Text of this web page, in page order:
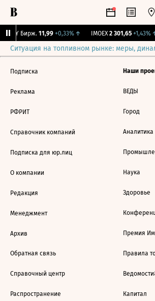
CNY Бирж. 11,99 +0,33%↑ IMOEX 2 301,65 +1,43%↑
Ситуация на топливном рынке: меры,
Подписка
Реклама
РФРИТ
Справочник компаний
Подписка для юр.лиц
О компании
Редакция
Менеджмент
Архив
Обратная связь
Справочный центр
Распространение
Наши
ВЕДЫ
Город
Аналитика
Наука
Здоровье
Премия
Правила
Капитал